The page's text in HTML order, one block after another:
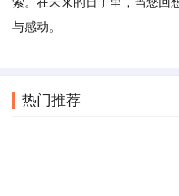
与感动。
热门推荐